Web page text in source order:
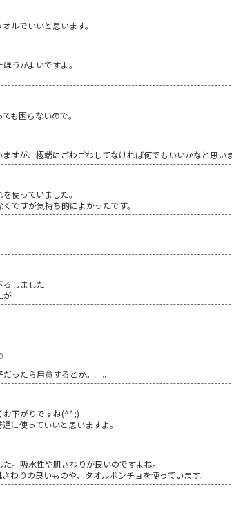
ルでいいと思います。
うがよいですよ。
も困らないので。
すが、極端にごわごわしてなければ何でもいいかなと思いま
使っていました。
ですが気持ち的によかったです。
ろしました
が
ったら用意するとか。。。
お下がりですね(^^;)
に使っていいと思いますよ。
。吸水性や肌さわりが良いのですよね。
わりの良いものや、タオルポンチョを使っています。